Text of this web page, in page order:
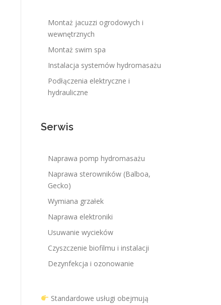
Montaż jacuzzi ogrodowych i
wewnętrznych
Montaż swim spa
Instalacja systemów hydromasażu
Podłączenia elektryczne i
hydrauliczne
Serwis
Naprawa pomp hydromasażu
Naprawa sterowników (Balboa,
Gecko)
Wymiana grzałek
Naprawa elektroniki
Usuwanie wycieków
Czyszczenie biofilmu i instalacji
Dezynfekcja i ozonowanie
Standardowe usługi obejmują